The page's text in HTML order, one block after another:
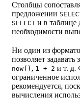
Столбцы
предложении
SELECT и в таблице
необходимости
Ни один из
позволяет
now() , 1 + 2 и т. д.
ограниченное
рекомендуется,
вычисления